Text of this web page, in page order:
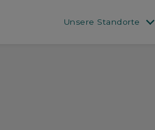
Unsere Standorte